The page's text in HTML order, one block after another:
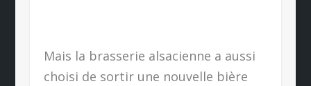
Mais la brasserie alsacienne a aussi
choisi de sortir une nouvelle bière